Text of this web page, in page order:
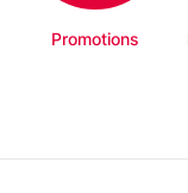
Promotions